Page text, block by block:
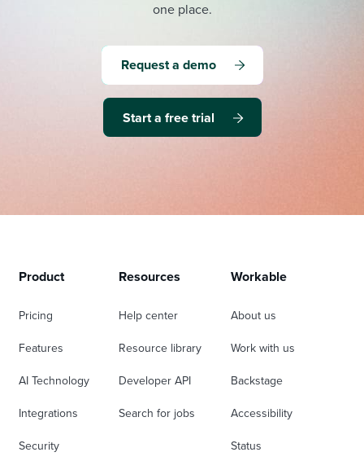
one place.
Request a demo
Start a free trial
Product
Pricing
Features
AI Technology
Integrations
Security
Resources
Help center
Resource library
Developer API
Search for jobs
Workable
About us
Work with us
Backstage
Accessibility
Status